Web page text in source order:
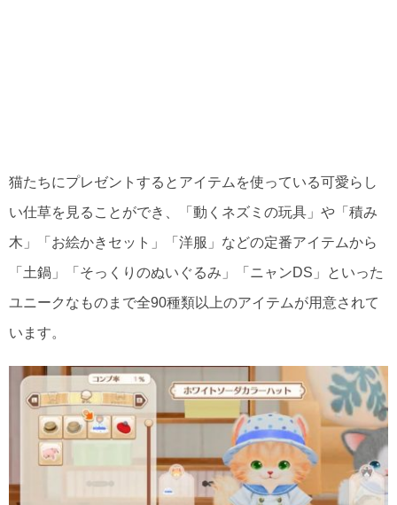
猫たちにプレゼントするとアイテムを使っている可愛らし
い仕草を見ることができ、「動くネズミの玩具」や「積み
木」「お絵かきセット」「洋服」などの定番アイテムから
「土鍋」「そっくりのぬいぐるみ」「ニャンDS」といった
ユニークなものまで全90種類以上のアイテムが用意されて
います。